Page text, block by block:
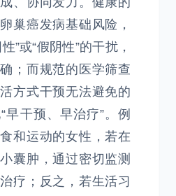
巢癌发病基础风险，
”或“假阴性”的干扰，
；而规范的医学筛查
方式干预无法避免的
早干预、早治疗”。例
和运动的女性，若在
囊肿，通过密切监测
疗；反之，若生活习